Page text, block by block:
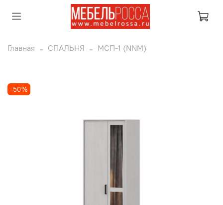
Главная СПАЛЬНЯ МСП-1 (NNM)
-50%